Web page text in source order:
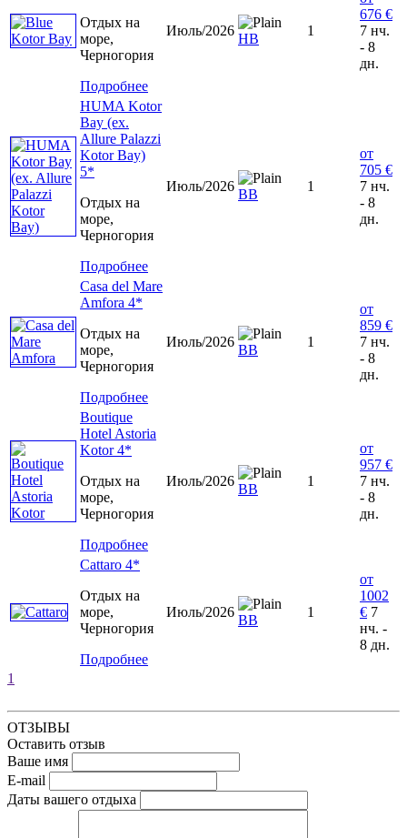
Отдых на
море,
Черногория
Подробнее
Июль/2026
HB
1
676 €
7 нч.
- 8
дн.
HUMA Kotor
Bay (ex.
Allure Palazzi
Kotor Bay)
5*
Отдых на
море,
Черногория
Подробнее
Июль/2026
ВВ
1
от
705 €
7 нч.
- 8
дн.
Casa del Mare
Amfora 4*
Отдых на
море,
Черногория
Подробнее
Июль/2026
ВВ
1
от
859 €
7 нч.
- 8
дн.
Boutique
Hotel Astoria
Kotor 4*
Отдых на
море,
Черногория
Подробнее
Июль/2026
ВВ
1
от
957 €
7 нч.
- 8
дн.
Cattaro 4*
Отдых на
море,
Черногория
Подробнее
Июль/2026
ВВ
1
от
1002
€ 7
нч. -
8 дн.
1
ОТЗЫВЫ
Оставить отзыв
Ваше имя
E-mail
Даты вашего отдыха